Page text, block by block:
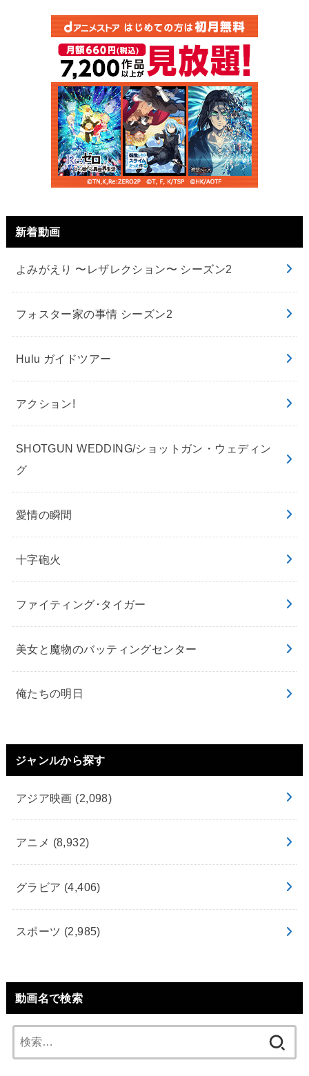
新着動画
よみがえり 〜レザレクション〜 シーズン2
フォスター家の事情 シーズン2
Hulu ガイドツアー
アクション!
SHOTGUN WEDDING/ショットガン・ウェディン
グ
愛情の瞬間
十字砲火
ファイティング･タイガー
美女と魔物のバッティングセンター
俺たちの明日
ジャンルから探す
アジア映画 (2,098)
アニメ (8,932)
グラビア (4,406)
スポーツ (2,985)
動画名で検索
索: